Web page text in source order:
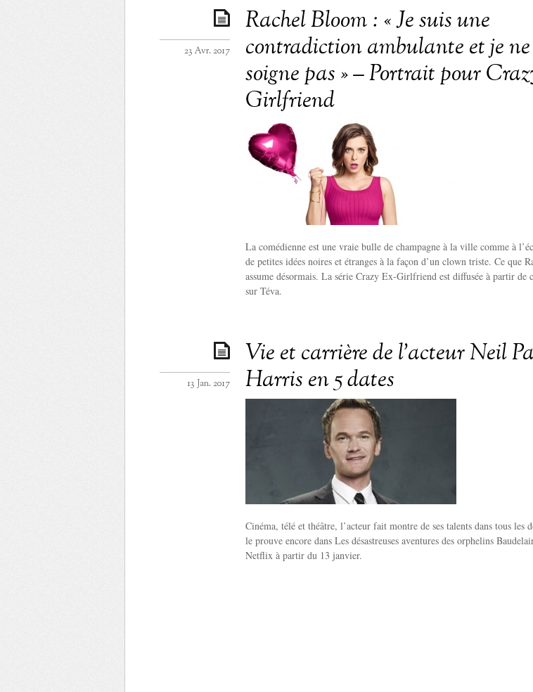
Rachel Bloom : « Je suis une
contradiction ambulante et je
soigne pas » – Portrait pour
Girlfriend
23 Avr. 2017
La comédienne est une vraie bulle de champagne à la ville comme à
de petites idées noires et étranges à la façon d’un clown triste. Ce que
assume désormais. La série Crazy Ex-Girlfriend est diffusée à partir de
sur Téva.
Vie et carrière de l’acteur Neil
Harris en 5 dates
13 Jan. 2017
Cinéma, télé et théâtre, l’acteur fait montre de ses talents dans tous les
le prouve encore dans Les désastreuses aventures des orphelins
Netflix à partir du 13 janvier.